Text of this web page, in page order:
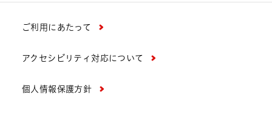
ご利用にあたって
アクセシビリティ対応について
個人情報保護方針